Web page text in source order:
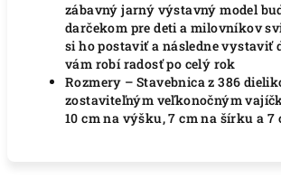
zábavný jarný výstavný model
darčekom pre deti a milovníkov
si ho postaviť a následne vystaviť
vám robí radosť po celý rok
Rozmery – Stavebnica z 386
zostaviteľným veľkonočným
10 cm na výšku, 7 cm na šírku a